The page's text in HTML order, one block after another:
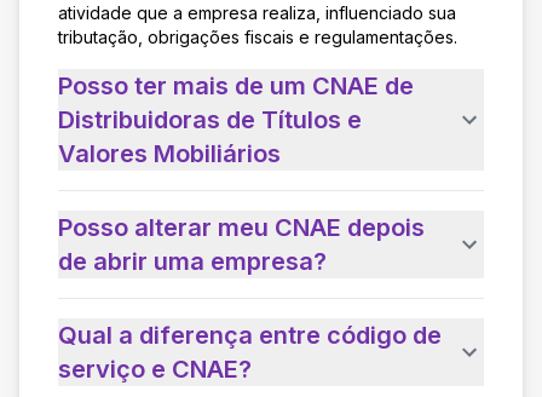
atividade que a empresa realiza, influenciado sua
tributação, obrigações fiscais e regulamentações.
Posso ter mais de um CNAE de
Distribuidoras de Títulos e
Valores Mobiliários
Posso alterar meu CNAE depois
de abrir uma empresa?
Qual a diferença entre código de
serviço e CNAE?